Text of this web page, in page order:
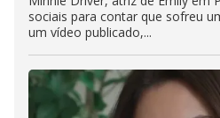
sociais para contar que sofreu
um vídeo publicado,...